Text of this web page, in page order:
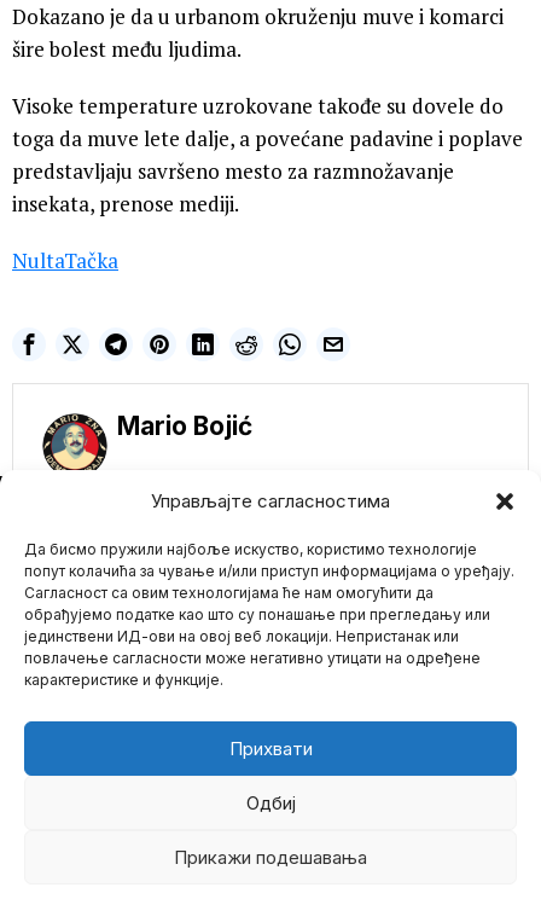
Управљајте сагласностима
Да бисмо пружили најбоље искуство, користимо технологије
попут колачића за чување и/или приступ информацијама о уређају.
Сагласност са овим технологијама ће нам омогућити да
обрађујемо податке као што су понашање при прегледању или
јединствени ИД-ови на овој веб локацији. Непристанак или
повлачење сагласности може негативно утицати на одређене
карактеристике и функције.
Прихвати
Одбиј
Прикажи подешавања
Dokazano je da u urbanom okruženju muve i komarci
šire bolest među ljudima.
Visoke temperature uzrokovane takođe su dovele do
toga da muve lete dalje, a povećane padavine i poplave
predstavljaju savršeno mesto za razmnožavanje
insekata, prenose mediji.
NultaTačka
Mario Bojić
Mario zna Youtube
2026- Sva prava zadržana.
pregovaraju o novoj
ceni gasa, sigurno će
biti skuplji
Pregovori „Srbijagasa“ i
„Gasproma“ o novom
ugovoru za isporuku
plavog
пубертета: Једни од
најопаснијих лекова
у медицини –
“пауза” која брише
развој детета
рекламирају као